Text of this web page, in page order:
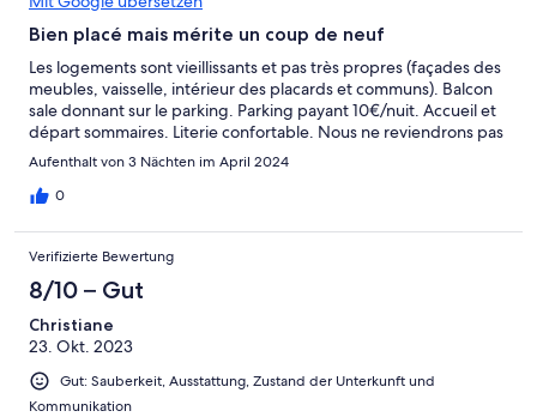
Bien placé mais mérite un coup de neuf
Les logements sont vieillissants et pas très propres (façades des
meubles, vaisselle, intérieur des placards et communs). Balcon
sale donnant sur le parking. Parking payant 10€/nuit. Accueil et
départ sommaires. Literie confortable. Nous ne reviendrons pas
Aufenthalt von 3 Nächten im April 2024
0
Verifizierte Bewertung
8/10 – Gut
Christiane
23. Okt. 2023
Gut: Sauberkeit, Ausstattung, Zustand der Unterkunft und
Kommunikation